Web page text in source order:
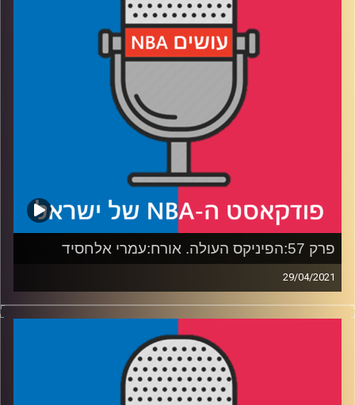
הרוקי של דני אבדיה?
רבע 3: איך יסתיימו מאבקי הצמרת במזרח ולמה בן סימונס לא
מיליון דולר בגלל העיתונאים?
עידן לוצקי
פרק 57:הפיניקס העולה. אורח:עמרי אלחסיד
29/04/2021
פודקאסט האן.בי.איי עם ערן סורוקה, שרון דוידוביץ', משה
דוידוביץ' ועידן לוצקי
רבע 1: מי תורם יותר? סטף לגולדן סטייט או גולדן סטייט ללגסי
של סטף? כמה תורם כריס פול לפיניקס והאם תרימו לדווין